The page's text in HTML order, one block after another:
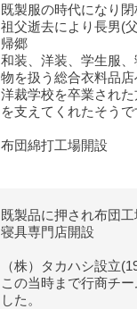
既製服の時代になり閉
祖父逝去により長男(
帰郷
和装、洋装、学生服
物を扱う総合衣料品店
洋裁学校を卒業され
を支えてくれたそうで
布団綿打工場開設
既製品に押され布団工
寝具専門店開設
（株）タカハシ設立
この当時まで行商チー
した。